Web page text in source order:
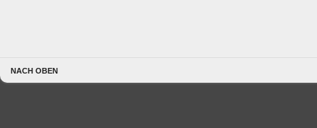
NACH OBEN